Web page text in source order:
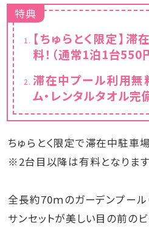
特典
【ちゅらとく限定】
料！（通常1泊1台550
※2台目からは有料となり
さい。
滞在中プール利用無
ム・レンタルタオル完
※無料利用はチェックイ
日の13:00となります。
※上記時間外でのご利用
名（小学生～大人）頂戴い
※プールやビーチ用のバ
ちゅらとく限定で滞在中駐車
※2台目以降は有料となります
全長約70ｍのガーデンプール
サンセットが美しい目の前の